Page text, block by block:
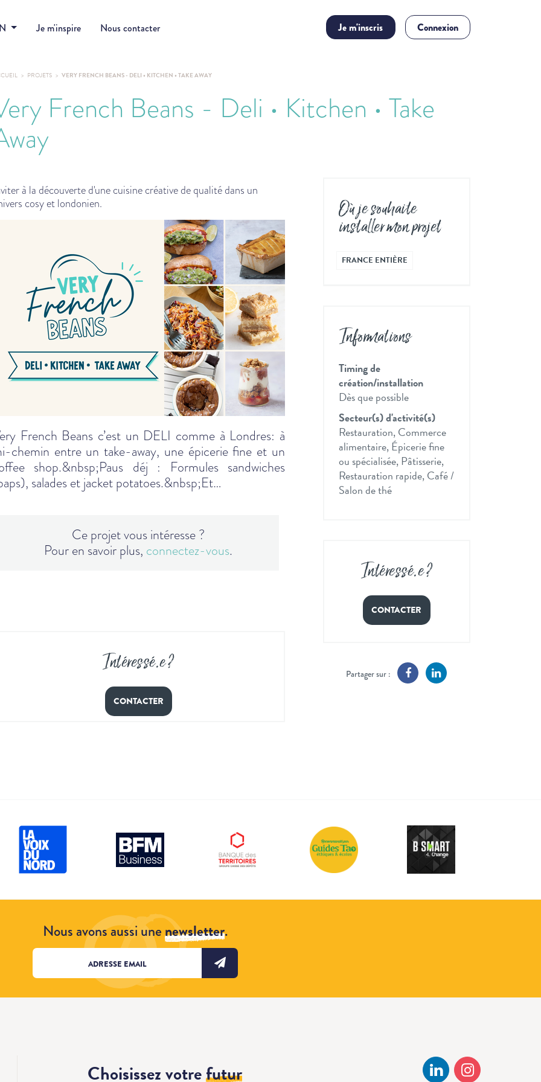
Je m'inspire Nous contacter Je m'inscris Connexion
PROJETS VERY FRENCH BEANS - DELI • KITCHEN • TAKE AWAY
French Beans - Deli • Kitchen • Take
à la découverte d'une cuisine créative de qualité dans un
cosy et londonien.
French Beans c’est un DELI comme à Londres: à
chemin entre un take-away, une épicerie fine et un
shop.&nbsp;Paus déj : Formules sandwiches
salades et jacket potatoes.&nbsp;Et…
Ce projet vous intéresse ?
Pour en savoir plus, connectez-vous.
Intéressé.e ?
CONTACTER
Où je souhaite
installer mon projet
FRANCE ENTIÈRE
Informations
Timing de
création/installation
Dès que possible
Secteur(s) d'activité(s)
Restauration, Commerce
alimentaire, Épicerie fine
ou spécialisée, Pâtisserie,
Restauration rapide, Café /
Salon de thé
Intéressé.e ?
CONTACTER
Partager sur :
Nous avons aussi unenewsletter.
Choisissez votrefutur